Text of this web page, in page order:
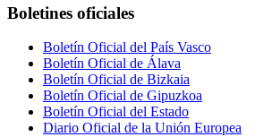
Boletines oficiales
Boletín Oficial del País Vasco
Boletín Oficial de Álava
Boletín Oficial de Bizkaia
Boletín Oficial de Gipuzkoa
Boletín Oficial del Estado
Diario Oficial de la Unión Europea